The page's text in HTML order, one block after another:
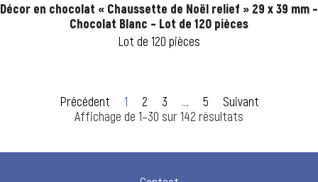
Décor en chocolat « Chaussette de Noël relief » 29 x 39 mm –
Chocolat Blanc – Lot de 120 pièces
Lot de 120 pièces
Précédent 1 2 3 … 5
Suivant
Affichage de 1–30 sur 142 résultats